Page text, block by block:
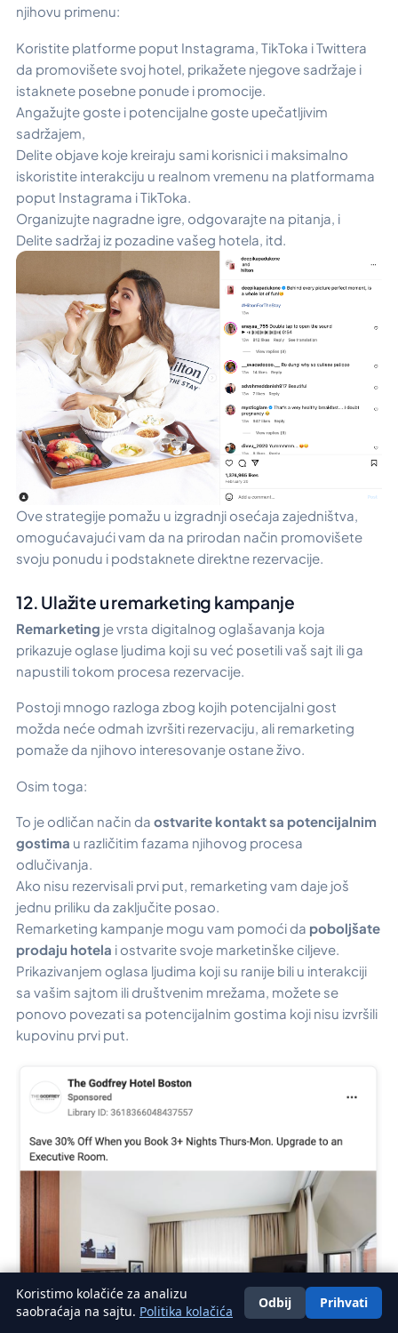
njihovu primenu:
Koristite platforme poput Instagrama, TikToka i Twittera
da promovišete svoj hotel, prikažete njegove sadržaje i
istaknete posebne ponude i promocije.
Angažujte goste i potencijalne goste upečatljivim
sadržajem,
Delite objave koje kreiraju sami korisnici i maksimalno
iskoristite interakciju u realnom vremenu na platformama
poput Instagrama i TikToka.
Organizujte nagradne igre, odgovarajte na pitanja, i
Delite sadržaj iz pozadine vašeg hotela, itd.
Ove strategije pomažu u izgradnji osećaja zajedništva,
omogućavajući vam da na prirodan način promovišete
svoju ponudu i podstaknete direktne rezervacije.
12. Ulažite u remarketing kampanje
Remarketing je vrsta digitalnog oglašavanja koja
prikazuje oglase ljudima koji su već posetili vaš sajt ili ga
napustili tokom procesa rezervacije.
Postoji mnogo razloga zbog kojih potencijalni gost
možda neće odmah izvršiti rezervaciju, ali remarketing
pomaže da njihovo interesovanje ostane živo.
Osim toga:
To je odličan način da ostvarite kontakt sa potencijalnim
gostima u različitim fazama njihovog procesa
odlučivanja.
Ako nisu rezervisali prvi put, remarketing vam daje još
jednu priliku da zaključite posao.
Remarketing kampanje mogu vam pomoći da poboljšate
prodaju hotela i ostvarite svoje marketinške ciljeve.
Prikazivanjem oglasa ljudima koji su ranije bili u interakciji
sa vašim sajtom ili društvenim mrežama, možete se
ponovo povezati sa potencijalnim gostima koji nisu izvršili
kupovinu prvi put.
Koristimo kolačiće za analizu
saobraćaja na sajtu. Politika kolačića
Odbij Prihvati
Srpski